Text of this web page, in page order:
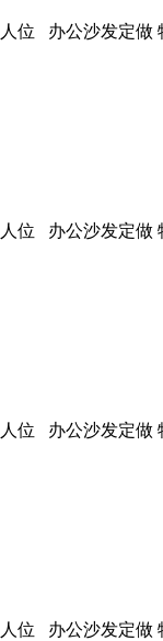
位 办公沙发定
位 办公沙发定
位 办公沙发定
位 办公沙发定